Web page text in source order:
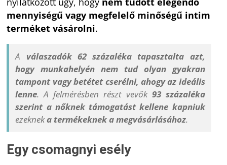
mennyiségű vagy megfelelő minőségű intim
terméket vásárolni.
A válaszadók 62 százaléka tapasztalta azt,
hogy munkahelyén nem tud olyan gyakran
tampont vagy betétet cserélni, ahogy az ideális
lenne. A felmérésben részt vevők 93 százaléka
szerint a nőknek támogatást kellene kapniuk
ezekneka termékeknek a megvásárlásához.
Egy csomagnyi esély